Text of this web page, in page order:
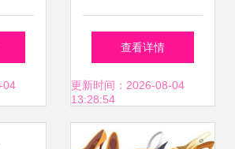
销
04
标 男装鞋履设计的
极简革命
查看详情
更新时间：2026-08-04
13:28:54